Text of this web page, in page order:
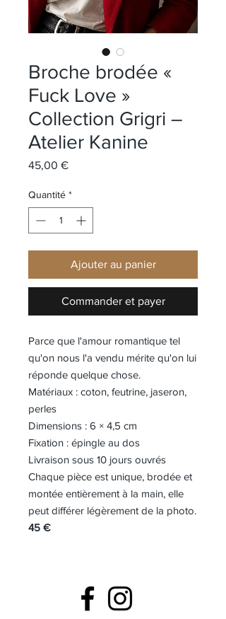
Broche brodée «
Fuck Love »
Collection Grigri –
Atelier Kanine
45,00 €Prix
Quantité *
Ajouter au panier
Commander et payer
Parce que l'amour romantique tel
qu'on nous l'a vendu mérite qu'on lui
réponde quelque chose.
Matériaux : coton, feutrine, jaseron,
perles
Dimensions : 6 × 4,5 cm
Fixation : épingle au dos
Livraison sous 10 jours ouvrés
Chaque pièce est unique, brodée et
montée entièrement à la main, elle
peut différer légèrement de la photo.
45 €